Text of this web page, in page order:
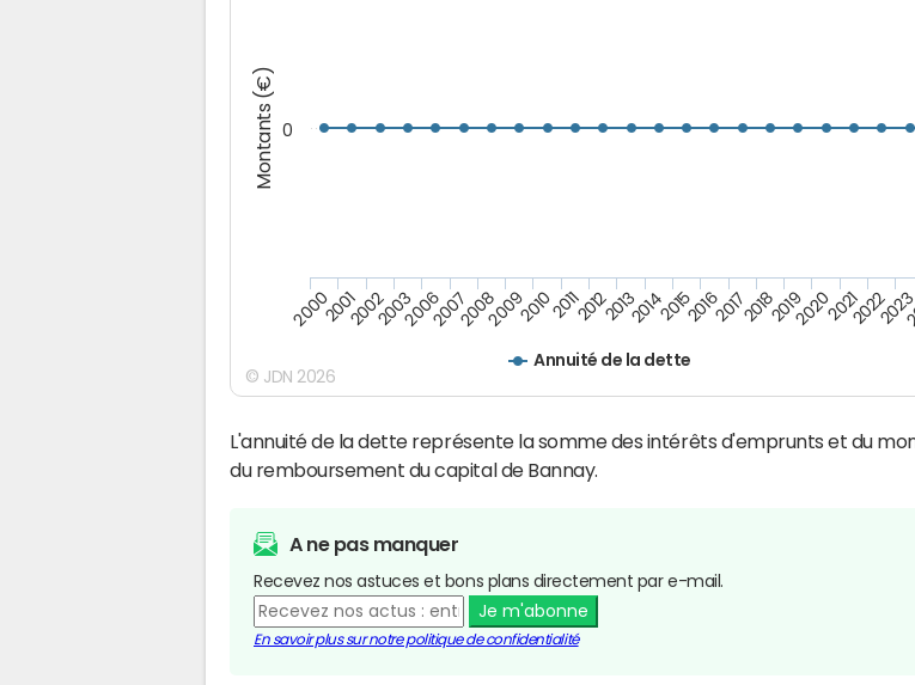
Montants (€)
Annuité de la dette
2000200120022003200620072008200920102011201220132014201520162017201820192020202120222023
0
© JDN 2026
L'annuité de la dette représente la somme des intérêts d'emprunts et du
du remboursement du capital de Bannay.
A ne pas manquer
Recevez nos astuces et bons plans directement par e-mail.
Je m'abonne
En savoir plus sur notre politique de confidentialité